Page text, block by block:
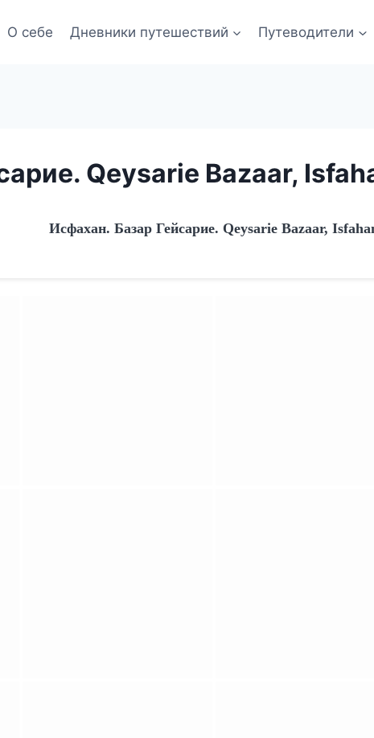
О себе Дневники путешествий Путеводители
Qeysarie Bazaar,
Исфахан. Базар Гейсарие. Qeysarie Bazaar,